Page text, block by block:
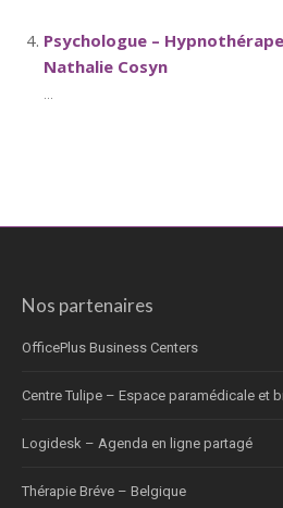
Psychologue –
Nathalie Cosyn
...
Nos partenaires
OfficePlus Business Centers
Centre Tulipe – Espace paramédicale et
Logidesk – Agenda en ligne partagé
Thérapie Bréve – Belgique